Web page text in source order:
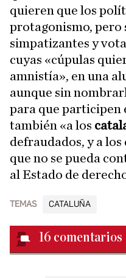
quieren que los
protagonismo, pero
simpatizantes y
cuyas «cúpulas
amnistía», en una
aunque sin
para que participen
también «a los
defraudados, y a los
que no se pueda
al Estado de
TEMAS CATALUÑA
16 comentarios